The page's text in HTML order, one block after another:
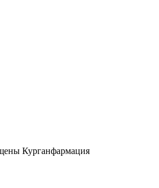
Курганфармация